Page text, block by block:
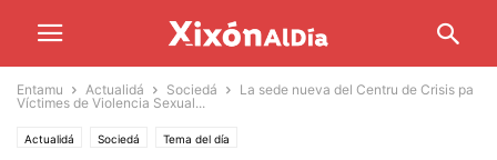
Entamu Actualidá Sociedá
La sede nueva del Centru de Crisis pa
Víctimes de Violencia Sexual...
Actualidá Sociedá Tema del día